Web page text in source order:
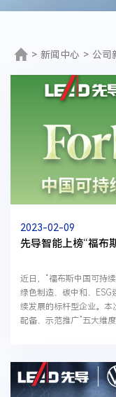
> 新闻中心 > 公司
2023-02-09
先导智能上榜“福布
近日，“福布斯中国可持
绿色制造、碳中和、
续发展的标杆型企业。本
配备、示范推广”五大维